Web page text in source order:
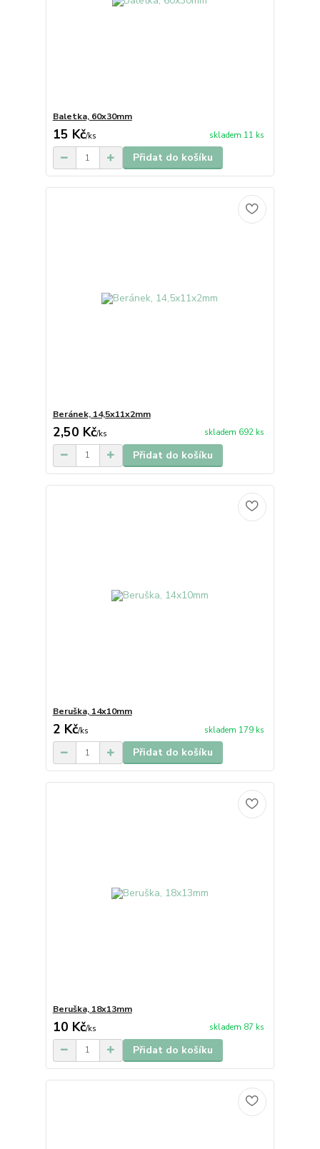
Baletka, 60x30mm
15 Kč/ks skladem 11 ks
Přidat do košíku
Beránek, 14,5x11x2mm
2,50 Kč/ks skladem 692 ks
Přidat do košíku
Beruška, 14x10mm
2 Kč/ks skladem 179 ks
Přidat do košíku
Beruška, 18x13mm
10 Kč/ks skladem 87 ks
Přidat do košíku